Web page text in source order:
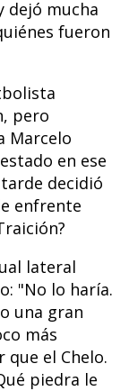
dejó mucha
fueron
pero
Marcelo
en ese
decidió
enfrente
lateral
"No lo haría.
una gran
más
el Chelo.
piedra le